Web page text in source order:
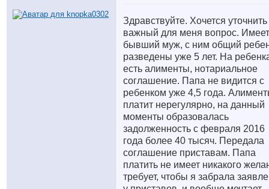
Здравствуйте. Хочется уточнить
важный для меня вопрос.
бывший муж, с ним общий
разведены уже 5 лет. На
есть алименты, нотариальное
соглашение. Папа не видится с
ребенком уже 4,5 года.
платит нерегулярно, на данный
моменты образовалась
задолженность с февраля 2016
года более 40 тысяч. Передала
соглашение приставам. Папа
платить не имеет никакого
требует, чтобы я забрала